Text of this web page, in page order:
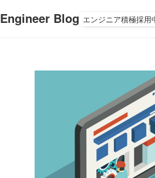
Engineer Blog エンジニア積極採用